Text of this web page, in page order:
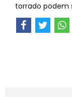
torrado podem